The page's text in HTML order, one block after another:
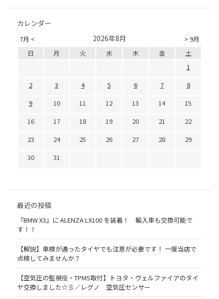
カレンダー
7月 < > 9月
2026年8月
日 月 火 水 木 金
土
1
2
3 4 5 6 7
8
9
10 11 12 13 14
15
16
17 18 19 20 21
22
23
24 25 26 27 28
29
30
31
最近の投稿
『BMW X3』に ALENZA LX100 を装着！ 輸入車も交換可能で
す！！
【解説】車検が通ったタイヤでも注意が必要です！ 一度当店で
点検してみませんか？
【空気圧の監視役・TPMS取付】トヨタ・ヴェルファイアのタイ
ヤ交換しました☆彡／レグノ 空気圧センサー